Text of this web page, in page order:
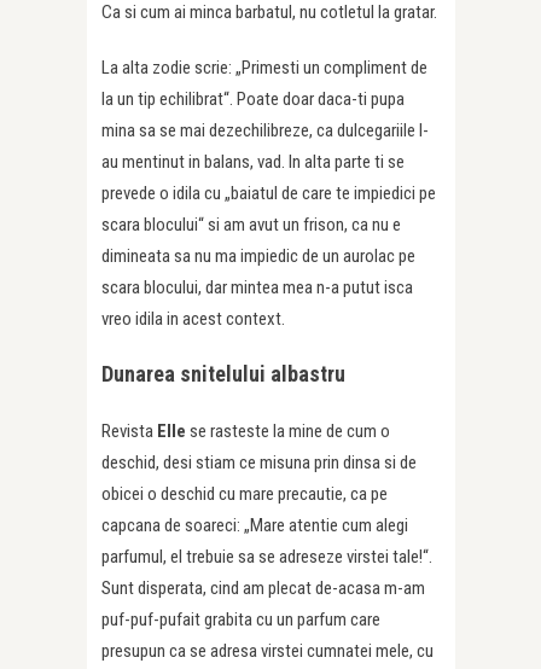
Ca si cum ai minca barbatul, nu cotletul la gratar.
La alta zodie scrie: „Primesti un compliment de
la un tip echilibrat“. Poate doar daca-ti pupa
mina sa se mai dezechilibreze, ca dulcegariile l-
au mentinut in balans, vad. In alta parte ti se
prevede o idila cu „baiatul de care te impiedici pe
scara blocului“ si am avut un frison, ca nu e
dimineata sa nu ma impiedic de un aurolac pe
scara blocului, dar mintea mea n-a putut isca
vreo idila in acest context.
Dunarea snitelului albastru
Revista Elle se rasteste la mine de cum o
deschid, desi stiam ce misuna prin dinsa si de
obicei o deschid cu mare precautie, ca pe
capcana de soareci: „Mare atentie cum alegi
parfumul, el trebuie sa se adreseze virstei tale!“.
Sunt disperata, cind am plecat de-acasa m-am
puf-puf-pufait grabita cu un parfum care
presupun ca se adresa virstei cumnatei mele, cu